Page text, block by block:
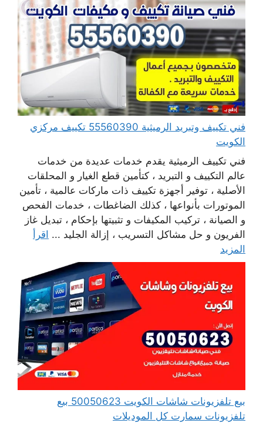
فني تكييف وتبريد الرميثية 55560390 تكييف مركزي
الكويت
فني تكييف الرميثية يقدم خدمات عديدة من خدمات
عالم التكييف و التبريد ، كتأمين قطع الغيار و المحلقات
الأصلية ، توفير أجهزة تكييف ذات ماركات عالمية ، تأمين
الموتورات بأنواعها ، كذلك الضاغطات ، خدمات الفحص
و الصيانة ، تركيب المكيفات و تثبيتها بإحكام ، تبديل غاز
الفريون و حل مشاكل التسريب ، إزالة الجليد ... اقرأ
المزيد
بيع تلفزيونات شاشات الكويت 50050623 بيع
تلفزيونات سمارت كل الموديلات